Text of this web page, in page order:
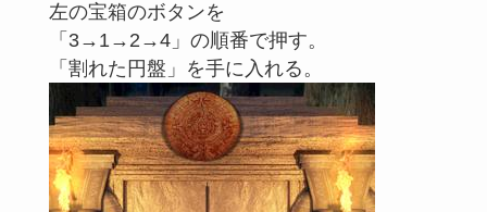
左の宝箱のボタンを
「3→1→2→4」の順番で押す。
「割れた円盤」を手に入れる。